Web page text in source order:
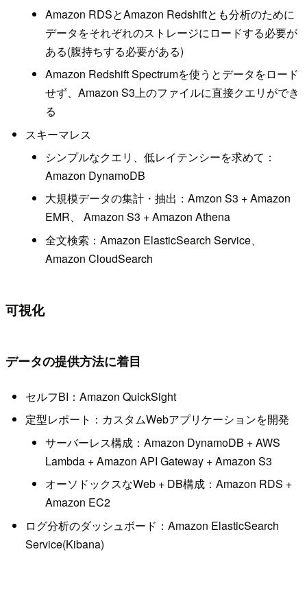
Amazon RDSとAmazon Redshiftとも分析のために
データをそれぞれのストレージにロードする必要が
ある(腹持ちする必要がある)
Amazon Redshift Spectrumを使うとデータをロード
せず、Amazon S3上のファイルに直接クエリができ
る
スキーマレス
シンプルなクエリ、低レイテンシーを求めて：
Amazon DynamoDB
大規模データの集計・抽出：Amzon S3 + Amazon
EMR、 Amazon S3 + Amazon Athena
全文検索：Amazon ElasticSearch Service、
Amazon CloudSearch
可視化
データの提供方法に着目
セルフBI：Amazon QuickSight
定型レポート：カスタムWebアプリケーションを開発
サーバーレス構成：Amazon DynamoDB + AWS
Lambda + Amazon API Gateway + Amazon S3
オーソドックスなWeb + DB構成：Amazon RDS +
Amazon EC2
ログ分析のダッシュボード：Amazon ElasticSearch
Service(Kibana)